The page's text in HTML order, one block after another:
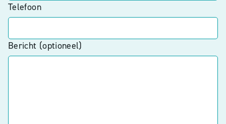
Telefoon
Bericht (optioneel)